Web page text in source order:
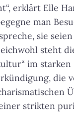
erklärt Elle
man
sie
steht
im
die
strikten